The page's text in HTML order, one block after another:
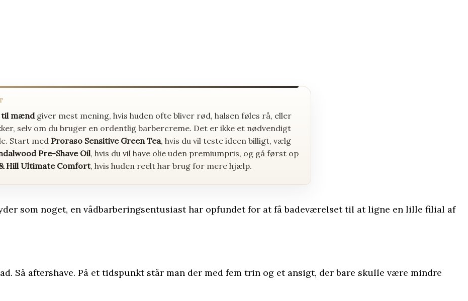
til mændgiver mest mening, hvis huden ofte bliver rød, halsen føles rå, eller
selv om du bruger en ordentlig barbercreme. Det er ikke et nødvendigt
Start med Proraso Sensitive Green Tea, hvis du vil teste ideen billigt, vælg
Pre-Shave Oil, hvis du vil have olie uden premiumpris, og gå først op
Hill Ultimate Comfort, hvis huden reelt har brug for mere hjælp.
som noget, en vådbarberingsentusiast har opfundet for at få badeværelset til at ligne en lille filial af
Så aftershave. På et tidspunkt står man der med fem trin og et ansigt, der bare skulle være mindre